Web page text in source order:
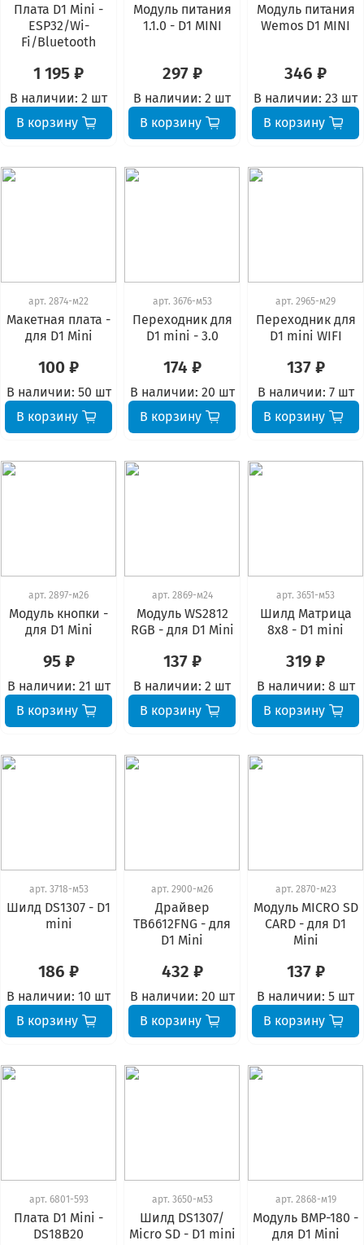
Плата D1 Mini -
ESP32/Wi-
Fi/Bluetooth
1 195 ₽
В наличии: 2 шт
В корзину
Модуль питания
1.1.0 - D1 MINI
297 ₽
В наличии: 2 шт
В корзину
Модуль питания
Wemos D1 MINI
346 ₽
В наличии: 23 шт
В корзину
арт. 2874-м22
Макетная плата -
для D1 Mini
100 ₽
В наличии: 50 шт
В корзину
арт. 3676-м53
Переходник для
D1 mini - 3.0
174 ₽
В наличии: 20 шт
В корзину
арт. 2965-м29
Переходник для
D1 mini WIFI
137 ₽
В наличии: 7 шт
В корзину
арт. 2897-м26
Модуль кнопки -
для D1 Mini
95 ₽
В наличии: 21 шт
В корзину
арт. 2869-м24
Модуль WS2812
RGB - для D1 Mini
137 ₽
В наличии: 2 шт
В корзину
арт. 3651-м53
Шилд Матрица
8x8 - D1 mini
319 ₽
В наличии: 8 шт
В корзину
арт. 3718-м53
Шилд DS1307 - D1
mini
186 ₽
В наличии: 10 шт
В корзину
арт. 2900-м26
Драйвер
TB6612FNG - для
D1 Mini
432 ₽
В наличии: 20 шт
В корзину
арт. 2870-м23
Модуль MICRO SD
CARD - для D1
Mini
137 ₽
В наличии: 5 шт
В корзину
арт. 6801-593
Плата D1 Mini -
DS18B20
арт. 3650-м53
Шилд DS1307/
Micro SD - D1 mini
арт. 2868-м19
Модуль BMP-180 -
для D1 Mini